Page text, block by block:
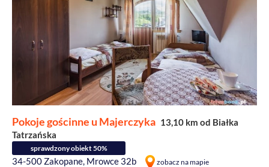
Pokoje gościnne u Majerczyka 13,10 km od Białka
Tatrzańska
sprawdzony obiekt 50%
34-500 Zakopane, Mrowce 32b zobacz na mapie